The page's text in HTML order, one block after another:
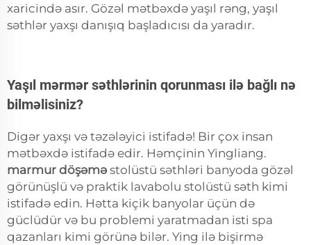
xaricində asır. Gözəl mətbəxdə yaşıl rəng, yaşıl
səthlər yaxşı danışıq başladıcısı da yaradır.
Yaşıl mərmər səthlərinin qorunması ilə bağlı nə
bilməlisiniz?
Digər yaxşı və təzələyici istifadə! Bir çox insan
mətbəxdə istifadə edir. Həmçinin Yingliang.
marmur döşəmə stolüstü səthləri banyoda gözəl
görünüşlü və praktik lavabolu stolüstü səth kimi
istifadə edin. Hətta kiçik banyolar üçün də
güclüdür və bu problemi yaratmadan isti spa
qazanları kimi görünə bilər. Ying ilə bişirmə